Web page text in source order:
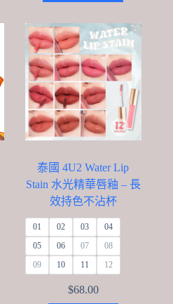
泰國 4U2 Water Lip
Stain 水光精華唇釉 – 長
效持色不沾杯
01 02 03
04
05
06 07
08
09
10 11 12
$68.00